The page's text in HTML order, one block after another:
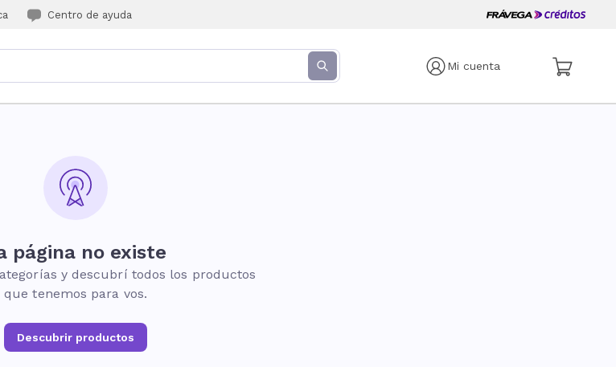
Centro de ayuda
Mi cuenta
página no existe
y descubrí todos los productos
que tenemos para vos.
Descubrir productos